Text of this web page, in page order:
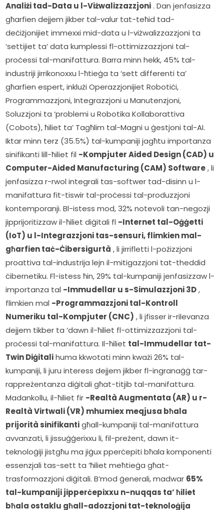
Analiżi tad-Data u l-Viżwalizzazzjoni . Dan jenfasizza
għarfien dejjem jikber tal-valur tat-teħid tad-
deċiżjonijiet immexxi mid-data u l-viżwalizzazzjoni ta
‘settijiet ta’ data kumplessi fl-ottimizzazzjoni tal-
proċessi tal-manifattura. Barra minn hekk, 45% tal-
industriji jirrikonoxxu l-ħtieġa ta ‘sett differenti ta’
għarfien espert, inklużi Operazzjonijiet Robotiċi,
Programmazzjoni, Integrazzjoni u Manutenzjoni,
Soluzzjoni ta ‘problemi u Robotika Kollaborattiva
(Cobots), ħiliet ta’ Tagħlim tal-Magni u ġestjoni tal-AI.
Iktar minn terz (35.5%) tal-kumpaniji jagħtu importanza
sinifikanti lill-ħiliet fil -Kompjuter Aided Design (CAD) u
Computer-Aided Manufacturing (CAM) Software , li
jenfasizza r-rwol integrali tas-softwer tad-disinn u l-
manifattura fit-tiswir tal-proċessi tal-produzzjoni
kontemporanji. Bl-istess mod, 32% notevoli tan-negozji
jipprijoritizzaw il-ħiliet diġitali fl -Internet tal-Oġġetti
(IoT) u l-Integrazzjoni tas-sensuri, flimkien mal-
għarfien taċ-Ċibersigurtà , li jirrifletti l-pożizzjoni
proattiva tal-industrija lejn il-mitigazzjoni tat-theddid
ċibernetiku. Fl-istess ħin, 29% tal-kumpaniji jenfasizzaw l-
importanza tal -Immudellar u s-Simulazzjoni 3D ,
flimkien mal -Programmazzjoni tal-Kontroll
Numeriku tal-Kompjuter (CNC) , li jfisser ir-rilevanza
dejjem tikber ta ‘dawn il-ħiliet fl-ottimizzazzjoni tal-
proċessi tal-manifattura. Il-ħiliet tal-Immudellar tat-
Twin Diġitali huma kkwotati minn kważi 26% tal-
kumpaniji, li juru interess dejjem jikber fl-ingranaġġ tar-
rappreżentanza diġitali għat-titjib tal-manifattura.
Madankollu, il-ħiliet fir -Realtà Augmentata (AR) u r-
Realtà Virtwali (VR) mhumiex meqjusa bħala
prijorità sinifikanti għall-kumpaniji tal-manifattura
avvanzati, li jissuġġerixxu li, fil-preżent, dawn it-
teknoloġiji jistgħu ma jiġux pperċepiti bħala komponenti
essenzjali tas-sett ta ‘ħiliet meħtieġa għat-
trasformazzjoni diġitali. B’mod ġenerali, madwar 65%
tal-kumpaniji jipperċepixxu n-nuqqas ta’ ħiliet
bħala ostaklu għall-adozzjoni tat-teknoloġija